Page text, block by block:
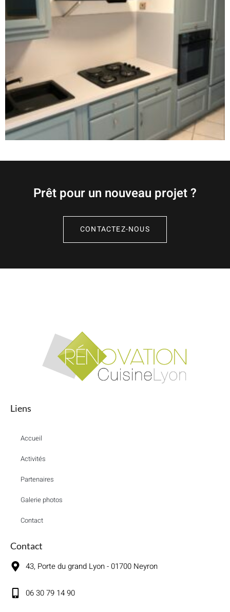
Prêt pour un nouveau projet ?
CONTACTEZ-NOUS
Liens
Accueil
Activités
Partenaires
Galerie photos
Contact
Contact
43, Porte du grand Lyon - 01700 Neyron
06 30 79 14 90